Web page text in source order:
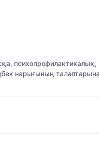
нарығының